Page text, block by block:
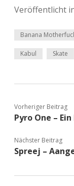
Veröffentlicht
Banana
Kabul Skate
Vorheriger Beitrag
Pyro One –
Nächster Beitrag
Spreej –